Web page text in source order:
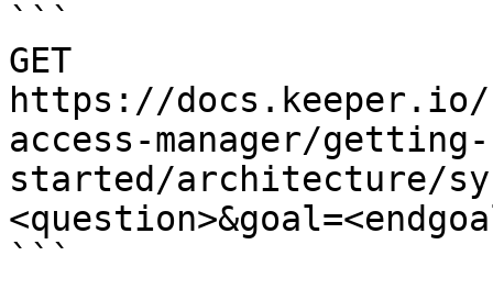
```
GET
https://
access-manager/getting-
started/architecture/
```